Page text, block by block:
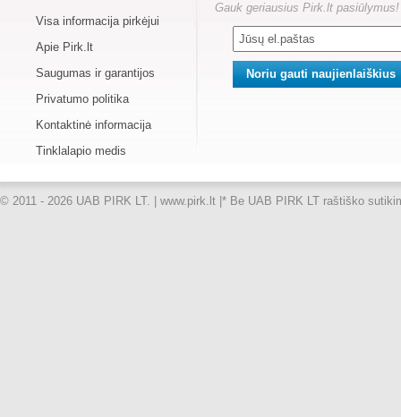
Visa informacija pirkėjui
Apie Pirk.lt
Saugumas ir garantijos
Privatumo politika
Kontaktinė informacija
Tinklalapio medis
Gauk geriausius Pirk.lt pasiūlymus!
© 2011 - 2026 UAB PIRK LT. | www.pirk.lt | * Be UAB PIRK LT raštiško